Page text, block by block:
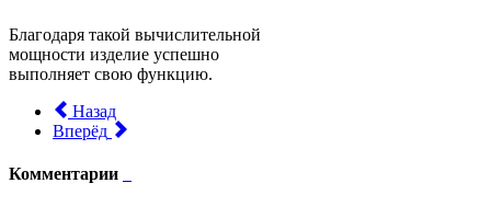
Благодаря такой вычислительной
мощности изделие успешно
выполняет свою функцию.
Назад
Вперёд
Комментарии